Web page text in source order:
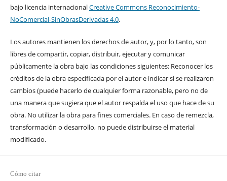
bajo licencia internacionalCreative Commons Reconocimiento-
NoComercial-SinObrasDerivadas 4.0.
Los autores mantienen los derechos de autor, y, por lo tanto, son
libres de compartir, copiar, distribuir, ejecutar y comunicar
públicamente la obra bajo las condiciones siguientes: Reconocer los
créditos de la obra especificada por el autor e indicar si se realizaron
cambios (puede hacerlo de cualquier forma razonable, pero no de
una manera que sugiera que el autor respalda el uso que hace de su
obra. No utilizar la obra para fines comerciales. En caso de remezcla,
transformación o desarrollo, no puede distribuirse el material
modificado.
Cómo citar